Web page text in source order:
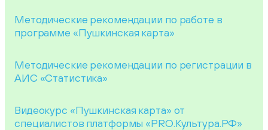
Методические рекомендации по работе в
программе «Пушкинская карта»
Методические рекомендации по регистрации в
АИС «Статистика»
Видеокурс «Пушкинская карта» от
специалистов платформы «PRO.Культура.РФ»